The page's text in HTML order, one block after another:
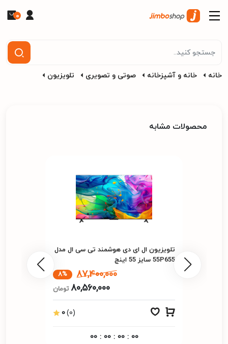
0
خانه خانه و آشپزخانه صوتی و تصویری تلویزیون
محصولات مشابه
تلویزیون ال ای دی هوشمند تی سی ال مدل
55P655 سایز 55 اینچ
87,400,000
8%
80,560,000 تومان
0(0)
00 : 00 : 00 : 00